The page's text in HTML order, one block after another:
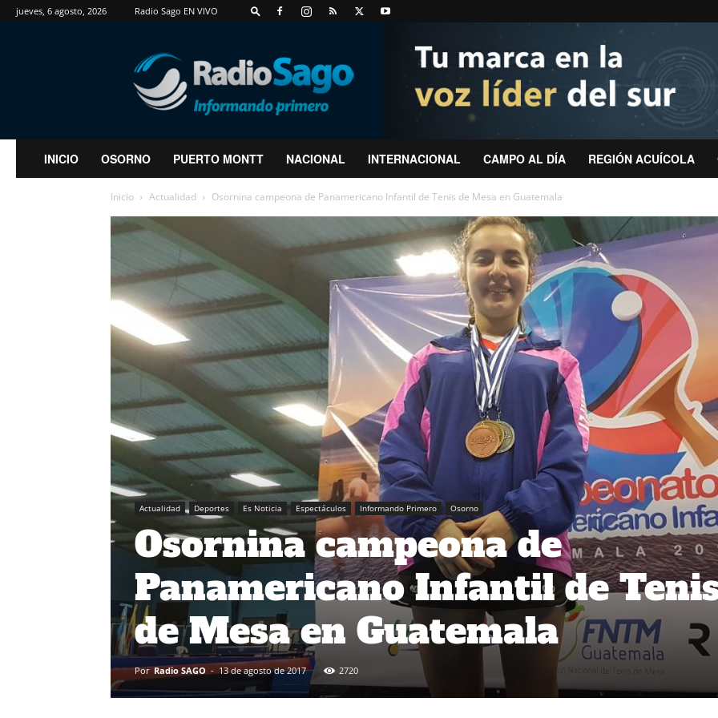
jueves, 6 agosto, 2026 Radio Sago EN VIVO
RadioSago
INICIO OSORNO PUERTO MONTT NACIONAL INTERNACIONAL CAMPO AL DÍA REGIÓN ACUÍCOLA
Inicio Actualidad Osornina campeona de Panamericano Infantil de Tenis de Mesa en Guatemala
Actualidad Deportes Es Noticia Espectáculos Informando Primero Osorno
Osornina campeona de
Panamericano Infantil de
de Mesa en Guatemala
Por Radio SAGO - 13 de agosto de 2017 2720